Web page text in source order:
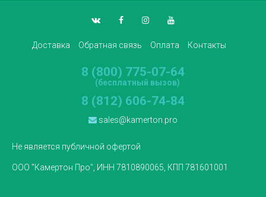
Доставка Обратная связь Оплата Контакты
8 (800) 775-07-64
(бесплатный вызов)
8 (812) 606-74-84
sales@kamerton.pro
Не является публичной офертой
ООО "Камертон Про", ИНН 7810890065, КПП 781601001